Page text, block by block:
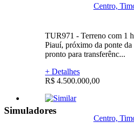
Centro,
TUR971 - Terreno com 1
Piauí, próximo da ponte
pronto para transferênc...
+ Detalhes
R$ 4.500.000,00
Centro,
Simuladores